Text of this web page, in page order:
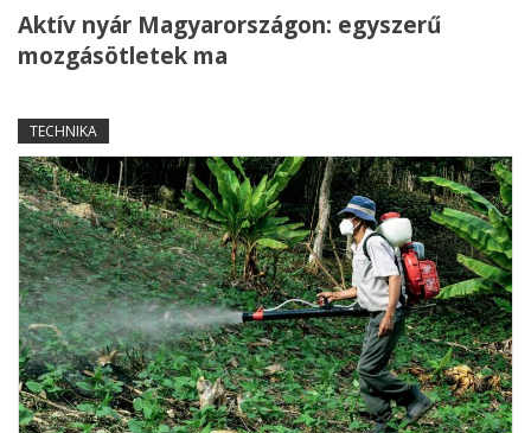
Aktív nyár Magyarországon: egyszerű
mozgásötletek ma
TECHNIKA